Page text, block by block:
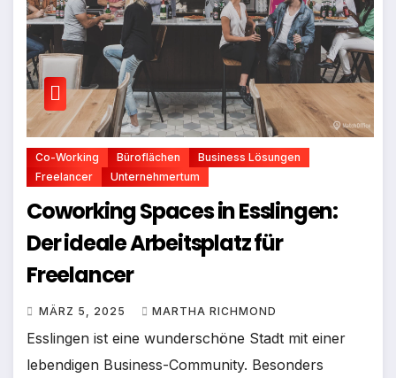
Co-Working Büroflächen
Business Lösungen
Freelancer
Unternehmertum
Coworking Spaces in Esslingen:
Der ideale Arbeitsplatz für
Freelancer
MÄRZ 5, 2025 MARTHA RICHMOND
Esslingen ist eine wunderschöne Stadt mit einer
lebendigen Business-Community. Besonders